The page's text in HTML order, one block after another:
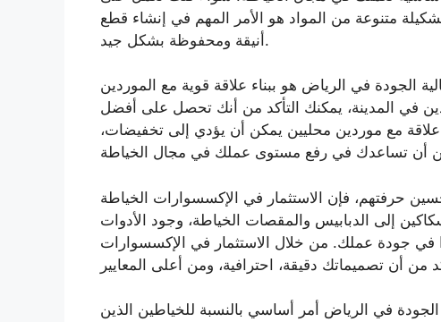
متنوعة من المواد هو الأمر المهم في إنشاء قطع
أنيقة ومحفوظة بشكل جيد.
الجودة في الرياض هو ببناء علاقة قوية مع الموردين
في المدينة، يمكنك التأكد من أنك تحصل على أفضل
علاقة مع موردين محليين يمكن أن يؤدي إلى تخفيضات،
حرفتهم، فإن الاستثمار في الإكسسوارات الخياطة
إلى الدبابيس والمقصات الخياطة، وجود الأدوات
في جودة عملك. من خلال الاستثمار في الإكسسوارات
في الرياض أمر أساسي بالنسبة للخياطين الذين